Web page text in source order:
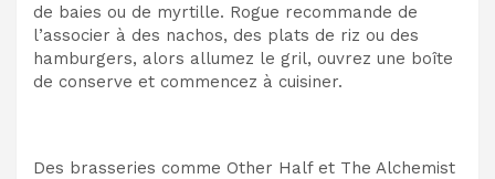
de baies ou de myrtille. Rogue recommande de
l’associer à des nachos, des plats de riz ou des
hamburgers, alors allumez le gril, ouvrez une boîte
de conserve et commencez à cuisiner.
Des brasseries comme Other Half et The Alchemist